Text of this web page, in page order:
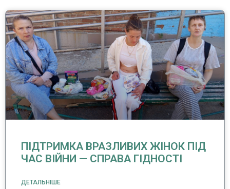
ПІДТРИМКА ВРАЗЛИВИХ ЖІНОК ПІД
ЧАС ВІЙНИ — СПРАВА ГІДНОСТІ
ДЕТАЛЬНІШЕ